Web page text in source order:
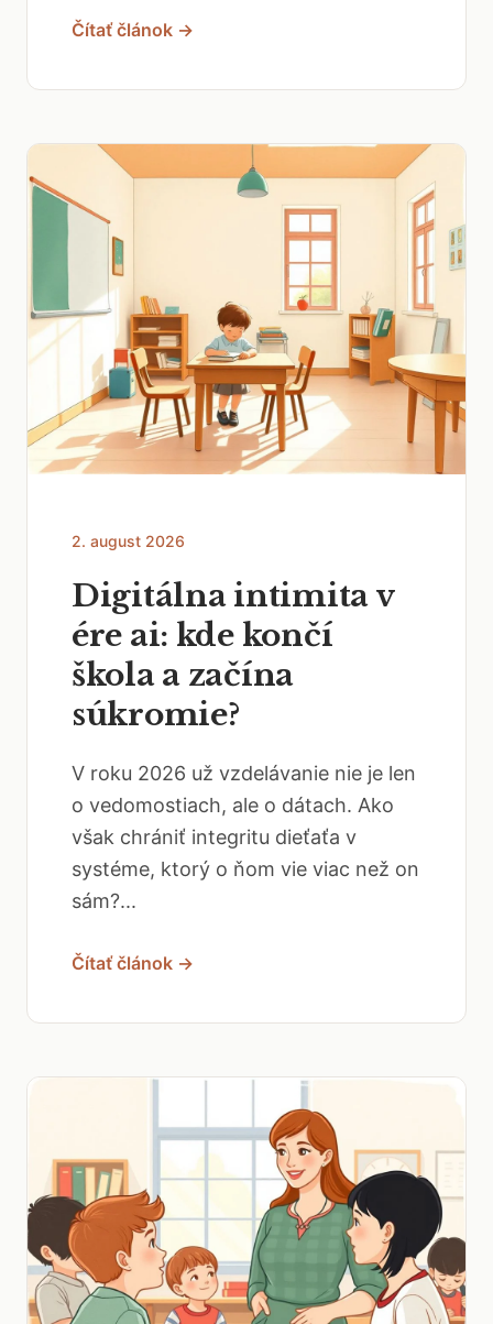
Čítať článok →
2. august 2026
Digitálna intimita v
ére ai: kde končí
škola a začína
súkromie?
V roku 2026 už vzdelávanie nie je len
o vedomostiach, ale o dátach. Ako
však chrániť integritu dieťaťa v
systéme, ktorý o ňom vie viac než on
sám?...
Čítať článok →